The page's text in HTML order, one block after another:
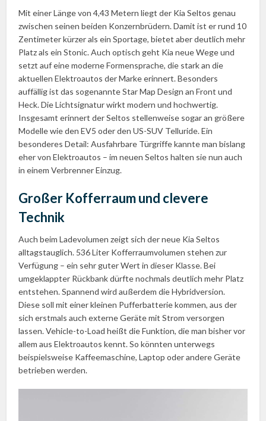
Mit einer Länge von 4,43 Metern liegt der Kia Seltos genau
zwischen seinen beiden Konzernbrüdern. Damit ist er rund 10
Zentimeter kürzer als ein Sportage, bietet aber deutlich mehr
Platz als ein Stonic. Auch optisch geht Kia neue Wege und
setzt auf eine moderne Formensprache, die stark an die
aktuellen Elektroautos der Marke erinnert. Besonders
auffällig ist das sogenannte Star Map Design an Front und
Heck. Die Lichtsignatur wirkt modern und hochwertig.
Insgesamt erinnert der Seltos stellenweise sogar an größere
Modelle wie den EV5 oder den US-SUV Telluride. Ein
besonderes Detail: Ausfahrbare Türgriffe kannte man bislang
eher von Elektroautos – im neuen Seltos halten sie nun auch
in einem Verbrenner Einzug.
Großer Kofferraum und clevere
Technik
Auch beim Ladevolumen zeigt sich der neue Kia Seltos
alltagstauglich. 536 Liter Kofferraumvolumen stehen zur
Verfügung – ein sehr guter Wert in dieser Klasse. Bei
umgeklappter Rückbank dürfte nochmals deutlich mehr Platz
entstehen. Spannend wird außerdem die Hybridversion.
Diese soll mit einer kleinen Pufferbatterie kommen, aus der
sich erstmals auch externe Geräte mit Strom versorgen
lassen. Vehicle-to-Load heißt die Funktion, die man bisher vor
allem aus Elektroautos kennt. So könnten unterwegs
beispielsweise Kaffeemaschine, Laptop oder andere Geräte
betrieben werden.